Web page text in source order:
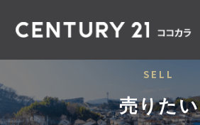
SELL
売りたい